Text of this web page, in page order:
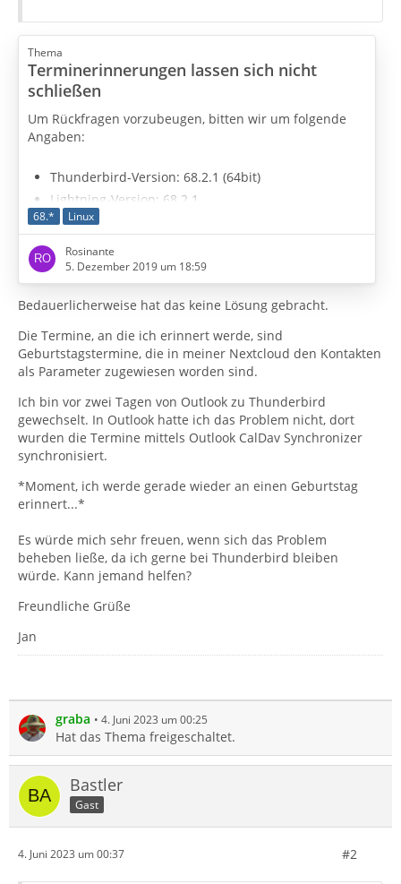
Thema
Terminerinnerungen lassen sich nicht
schließen
Um Rückfragen vorzubeugen, bitten wir um folgende
Angaben:
Thunderbird-Version: 68.2.1 (64bit)
Lightning-Version: 68.2.1
Betriebssystem + Version: Ubuntu (64) 18.04.3
Google-Kalender mit "Provider for Google-Calendar"
(ja/nein): ja aber momentan deaktiviert
Google- oder sonstiger Kalender mit WebDAV /
CalDAV (ja/nein/was genau): ja, CalDAV mit Synology
Eingesetzte Antivirensoftware: keine
Firewall (Betriebssystem-intern/Externe Software):
Hardware für
68.* Linux
Rosinante
5. Dezember 2019 um 18:59
Bedauerlicherweise hat das keine Lösung gebracht.
Die Termine, an die ich erinnert werde, sind
Geburtstagstermine, die in meiner Nextcloud den Kontakten
als Parameter zugewiesen worden sind.
Ich bin vor zwei Tagen von Outlook zu Thunderbird
gewechselt. In Outlook hatte ich das Problem nicht, dort
wurden die Termine mittels Outlook CalDav Synchronizer
synchronisiert.
*Moment, ich werde gerade wieder an einen Geburtstag
erinnert...*
Es würde mich sehr freuen, wenn sich das Problem
beheben ließe, da ich gerne bei Thunderbird bleiben
würde. Kann jemand helfen?
Freundliche Grüße
Jan
graba 4. Juni 2023 um 00:25
Hat das Thema freigeschaltet.
Bastler
Gast
4. Juni 2023 um 00:37 #2